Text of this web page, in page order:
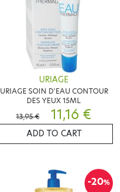
URIAGE
URIAGE SOIN D'EAU CONTOUR
DES YEUX 15ML
13,95 €
11,16 €
ADD TO CART
-20%